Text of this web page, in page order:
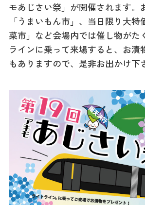
モあじさい祭」が開催されます。
「うまいもん市」、当日限り大
菜市」など会場内では催し物がた
ラインに乗って来場すると、お漬
もありますので、是非お出かけ下
ピックアップ
はじめての宇都宮
宇都宮市民ライター
記事
市民がおすすめ！餃
お得なチケット